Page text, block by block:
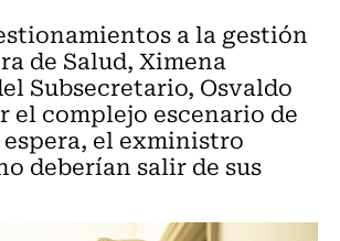
a la gestión
de Salud, Ximena
Subsecretario, Osvaldo
el complejo escenario de
el exministro
deberían salir de sus